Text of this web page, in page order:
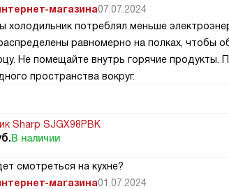
магазина07.07.2024
холодильник потреблял меньше
равномерно на полках, чтобы
Не помещайте внутрь горячие продукты.
пространства вокруг.
Sharp SJGX98PBK
В наличии
смотреться на кухне?
магазина01.07.2024